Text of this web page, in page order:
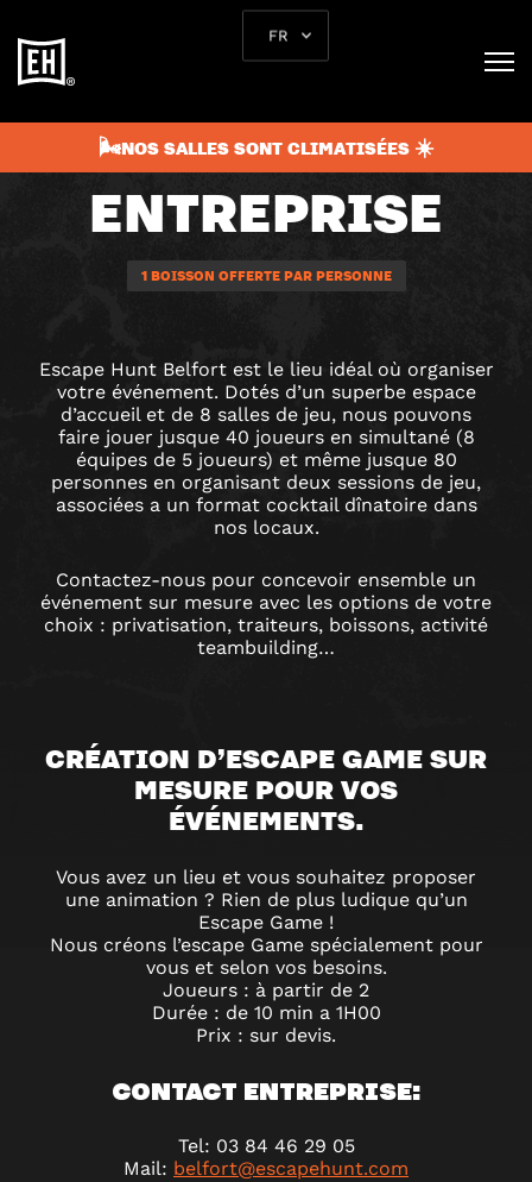
FR
🌬️NOS SALLES SONT CLIMATISÉES ☀️
TEAM BUILDING
ET SORTIE
ENTREPRISE
1 BOISSON OFFERTE PAR PERSONNE
Escape Hunt Belfort est le lieu idéal où organiser
votre événement. Dotés d’un superbe espace
d’accueil et de 8 salles de jeu, nous pouvons
faire jouer jusque 40 joueurs en simultané (8
équipes de 5 joueurs) et même jusque 80
personnes en organisant deux sessions de jeu,
associées a un format cocktail dînatoire dans
nos locaux.
Contactez-nous pour concevoir ensemble un
événement sur mesure avec les options de votre
choix : privatisation, traiteurs, boissons, activité
teambuilding…
CRÉATION D’ESCAPE GAME SUR
MESURE POUR VOS
ÉVÉNEMENTS.
Vous avez un lieu et vous souhaitez proposer
une animation ? Rien de plus ludique qu’un
Escape Game !
Nous créons l’escape Game spécialement pour
vous et selon vos besoins.
Joueurs : à partir de 2
Durée : de 10 min a 1H00
Prix : sur devis.
CONTACT ENTREPRISE:
Tel: 03 84 46 29 05
Mail: belfort@escapehunt.com